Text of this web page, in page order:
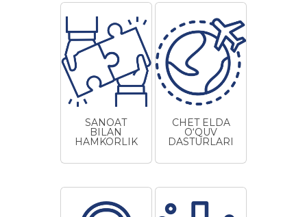
SANOAT
BILAN
HAMKORLIK
CHET ELDA
O‘QUV
DASTURLARI